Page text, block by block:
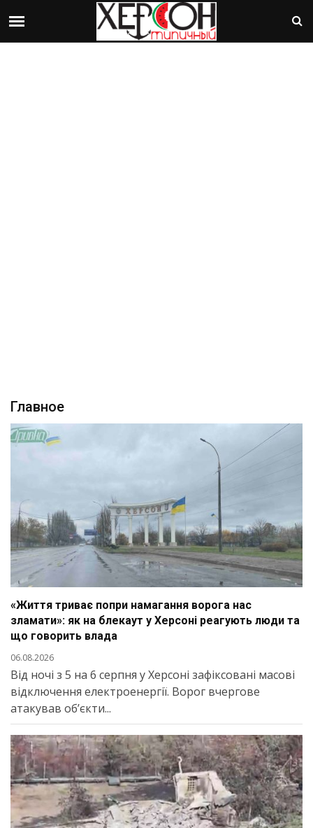
Главное
«Життя триває попри намагання ворога нас
зламати»: як на блекаут у Херсоні реагують люди та
що говорить влада
06.08.2026
Від ночі з 5 на 6 серпня у Херсоні зафіксовані масові
відключення електроенергії. Ворог вчергове
атакував об’єкти...